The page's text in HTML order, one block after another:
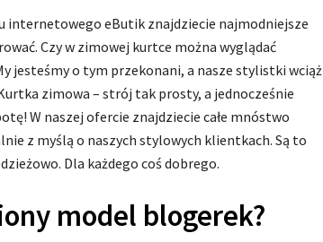
internetowego eButik znajdziecie najmodniejsze
Czy w zimowej kurtce można wyglądać
jesteśmy o tym przekonani, a nasze stylistki wciąż
zimowa – strój tak prosty, a jednocześnie
W naszej ofercie znajdziecie całe mnóstwo
z myślą o naszych stylowych klientkach. Są to
Dla każdego coś dobrego.
model blogerek?